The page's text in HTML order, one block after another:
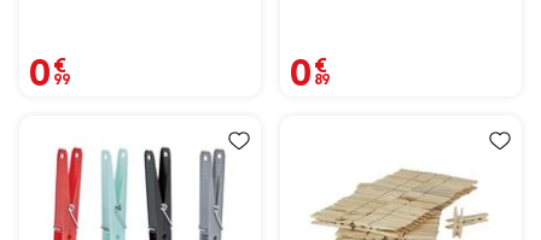
0,99 € 0,89 €